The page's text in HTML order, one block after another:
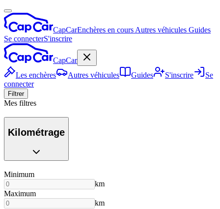
CapCarEnchères en cours Autres véhicules Guides
Se connecterS'inscrire
CapCar
Les enchères
Autres véhicules Guides S'inscrire
Se
connecter
Filtrer
Mes filtres
Kilométrage
Minimum
km
Maximum
km